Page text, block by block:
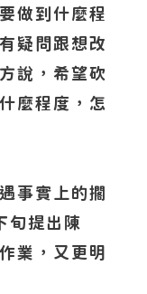
做到什麼程
疑問跟想改
說，希望砍
麼程度，怎
事實上的擱
旬提出陳
業，又更明